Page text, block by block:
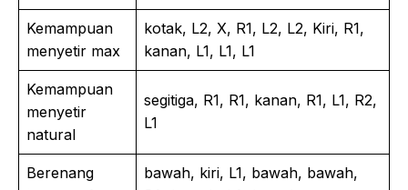
Kemampuan
menyetir max
kotak, L2, X, R1, L2, L2, Kiri, R1,
kanan, L1, L1, L1
Kemampuan
menyetir
natural
segitiga, R1, R1, kanan, R1, L1, R2,
L1
Berenang
bawah, kiri, L1, bawah, bawah,